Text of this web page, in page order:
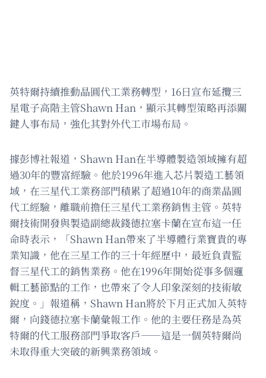
英特爾持續推動晶圓代工業務轉型，16日宣布延攬三
星電子高階主管Shawn Han，顯示其轉型策略再添關
鍵人事布局，強化其對外代工市場布局。
據彭博社報道，Shawn Han在半導體製造領域擁有超
過30年的豐富經驗。他於1996年進入芯片製造工藝領
域，在三星代工業務部門積累了超過10年的商業晶圓
代工經驗，離職前擔任三星代工業務銷售主管。英特
爾技術開發與製造副總裁錢德拉塞卡蘭在宣布這一任
命時表示，「Shawn Han帶來了半導體行業寶貴的專
業知識，他在三星工作的三十年經歷中，最近負責監
督三星代工的銷售業務。他在1996年開始從事多個邏
輯工藝節點的工作，也帶來了令人印象深刻的技術敏
銳度。」報道稱，Shawn Han將於下月正式加入英特
爾，向錢德拉塞卡蘭彙報工作。他的主要任務是為英
特爾的代工服務部門爭取客戶——這是一個英特爾尚
未取得重大突破的新興業務領域。